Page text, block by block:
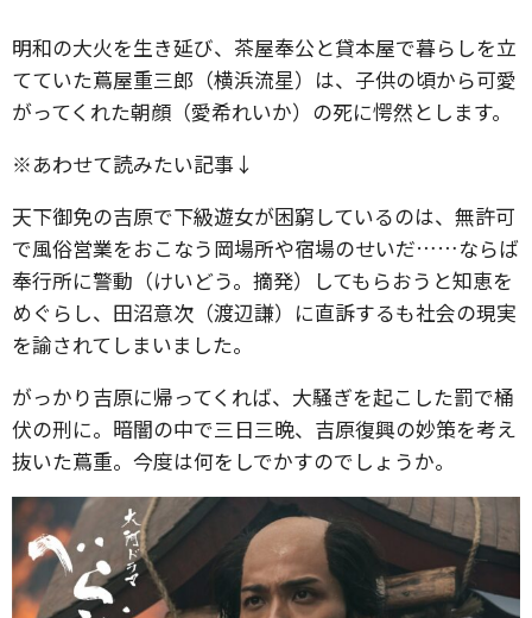
明和の大火を生き延び、茶屋奉公と貸本屋で暮らしを立
てていた蔦屋重三郎（横浜流星）は、子供の頃から可愛
がってくれた朝顔（愛希れいか）の死に愕然とします。
※あわせて読みたい記事↓
天下御免の吉原で下級遊女が困窮しているのは、無許可
で風俗営業をおこなう岡場所や宿場のせいだ……ならば
奉行所に警動（けいどう。摘発）してもらおうと知恵を
めぐらし、田沼意次（渡辺謙）に直訴するも社会の現実
を諭されてしまいました。
がっかり吉原に帰ってくれば、大騒ぎを起こした罰で桶
伏の刑に。暗闇の中で三日三晩、吉原復興の妙策を考え
抜いた蔦重。今度は何をしでかすのでしょうか。